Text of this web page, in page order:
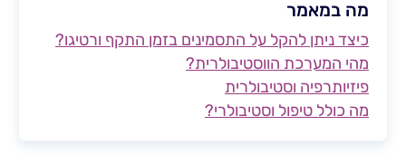
מה במאמר
כיצד ניתן להקל על התסמינים בזמן התקף ורטיגו?
מהי המערכת הווסטיבולרית?
פיזיותרפיה וסטיבולרית
מה כולל טיפול וסטיבולרי?